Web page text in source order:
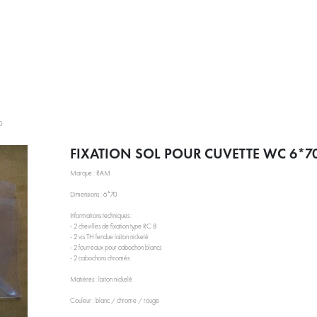
FIXATION SOL POUR CUVETTE WC
Marque : RAM
Dimensions : 6*70
Informations techniques :
- 2 chevilles de fixation type RC 8
- 2 vis TH fendue laiton nickelé
- 2 fourreaux pour cabochon blancs
- 2 cabochons chromés
Matières : laiton nickelé
Couleur : blanc / chrome / rouge